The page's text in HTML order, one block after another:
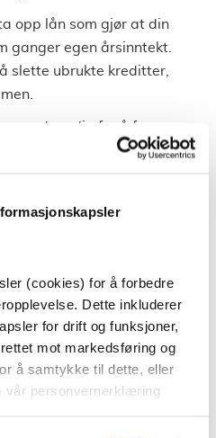
(cookies) for å forbedre
Dette inkluderer
for drift og funksjoner,
mot markedsføring og
å samtykke til dette, eller
vår personvernerklæring
opp lån som gjør at din
ganger egen årsinntekt.
slette ubrukte kreditter,
nødvendig for å for
men også for å få lavere
for
kreditter, kan du
sikkerhet i bolig. Her er det
uten sikkerhet